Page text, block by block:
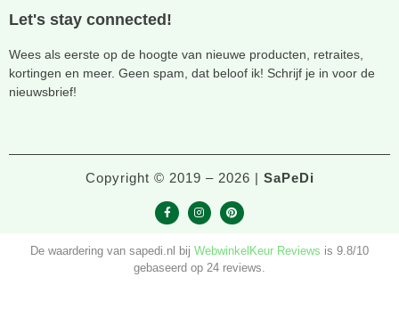
Let's stay connected!
Wees als eerste op de hoogte van nieuwe producten, retraites,
kortingen en meer. Geen spam, dat beloof ik! Schrijf je in voor de
nieuwsbrief!
Copyright © 2019 – 2026 | SaPeDi
F
e
b
I
s
t
a
g
P
n
t
e
De waardering van sapedi.nl bij WebwinkelKeur Reviews is 9.8/10
gebaseerd op 24 reviews.